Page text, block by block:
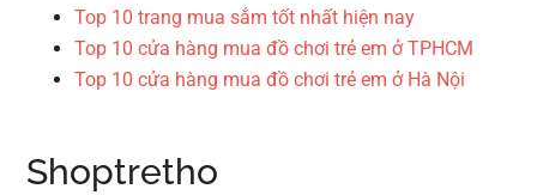
Top 10 trang mua sắm tốt nhất hiện nay
Top 10 cửa hàng mua đồ chơi trẻ em ở TPHCM
Top 10 cửa hàng mua đồ chơi trẻ em ở Hà Nội
Shoptretho